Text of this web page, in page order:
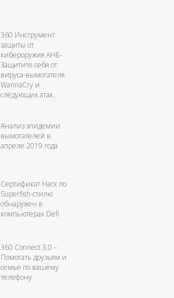
360 Инструмент
защиты от
кибероружия АНБ-
Защитите себя от
вируса-вымогателя
WannaCry и
следующих атак.
Анализ эпидемии
вымогателей в
апреле 2019 года
Сертификат Наск по
Superfish-стилю
обнаружен в
компьютерах Dell
360 Connect 3.0 –
Помогать друзьям и
семье по вашему
телефону